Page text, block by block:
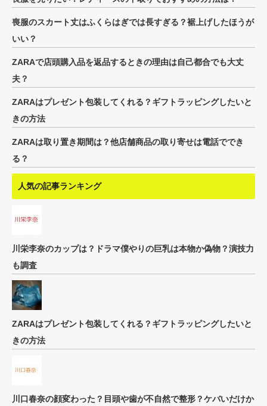
喪服のスカート丈はふくらはぎでは長すぎる？裾上げしたほうが
いい？
ZARAで店頭購入品を返品するときの理由は自己都合でも大丈
夫？
ZARAはプレゼント包装してくれる？ギフトラッピングしたいと
きの方法
ZARAは取り置き期間は？他店舗商品の取り寄せは電話ででき
る？
人気の記事ランキング
川栄李奈のカップは？ドラマ僕やりの巨乳は本物か偽物？演技力
も調査
ZARAはプレゼント包装してくれる？ギフトラッピングしたいと
きの方法
川口春奈の顔変わった？目頭や歯が不自然で整形？ケバいだけか